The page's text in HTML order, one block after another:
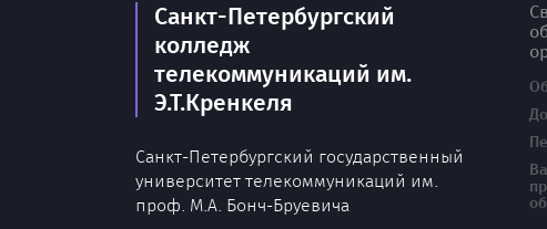
Санкт-Петербургский
колледж
телекоммуникаций им.
Э.Т.Кренкеля
Санкт-Петербургский государственный
университет телекоммуникаций им.
проф. М.А. Бонч-Бруевича